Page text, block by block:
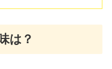
は？